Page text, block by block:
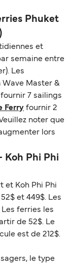
Phuket
et
semaine entre
Les
Wave Master &
fournir 7 sailings
Ferry fournir 2
noter que
lors
Koh Phi Phi
et Koh Phi Phi
et 449$. Les
ferries les
de 52$. Le
est de 212$.
le type